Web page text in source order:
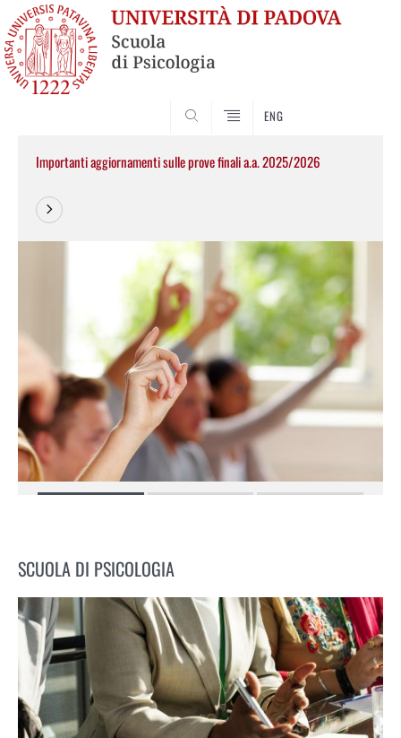
ENG
Importanti aggiornamenti sulle prove finali a.a. 2025/2026
SCUOLA DI PSICOLOGIA